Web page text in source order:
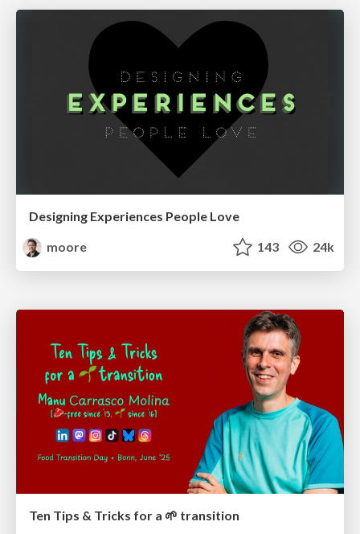
Designing Experiences People Love
moore
143 24k
Ten Tips & Tricks for a 🌱 transition